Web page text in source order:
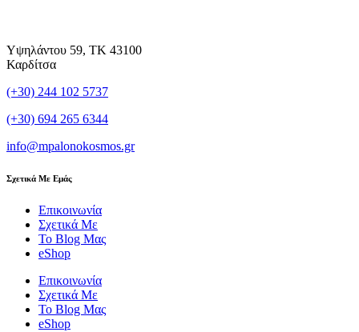
Υψηλάντου 59, ΤΚ 43100
Καρδίτσα
(+30) 244 102 5737
(+30) 694 265 6344
info@mpalonokosmos.gr
Σχετικά Με Εμάς
Επικοινωνία
Σχετικά Με
Το Blog Μας
eShop
Επικοινωνία
Σχετικά Με
Το Blog Μας
eShop